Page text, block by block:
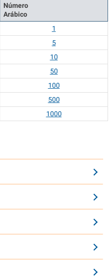
Número
Arábico
1
5
10
50
100
500
1000